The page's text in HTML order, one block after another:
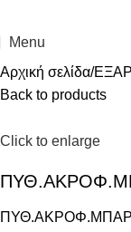
Menu
Αρχική σελίδα
Back to products
Click to enlarge